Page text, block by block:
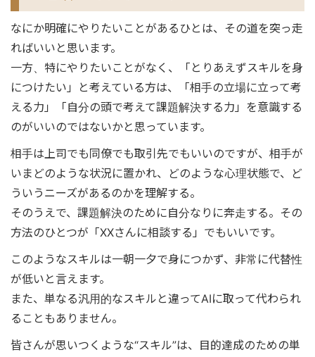
なにか明確にやりたいことがあるひとは、その道を突っ走
ればいいと思います。
一方、特にやりたいことがなく、「とりあえずスキルを身
につけたい」と考えている方は、「相手の立場に立って考
える力」「自分の頭で考えて課題解決する力」を意識する
のがいいのではないかと思っています。
相手は上司でも同僚でも取引先でもいいのですが、相手が
いまどのような状況に置かれ、どのような心理状態で、ど
ういうニーズがあるのかを理解する。
そのうえで、課題解決のために自分なりに奔走する。その
方法のひとつが「XXさんに相談する」でもいいです。
このようなスキルは一朝一夕で身につかず、非常に代替性
が低いと言えます。
また、単なる汎用的なスキルと違ってAIに取って代わられ
ることもありません。
皆さんが思いつくような“スキル”は、目的達成のための単